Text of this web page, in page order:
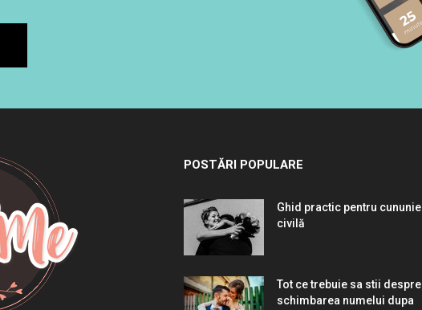
POSTĂRI POPULARE
Ghid practic pentru cununie
civilă
Tot ce trebuie sa stii despre
schimbarea numelui dupa